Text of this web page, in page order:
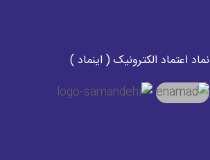
نماد اعتماد الکترونیک ( اینماد )